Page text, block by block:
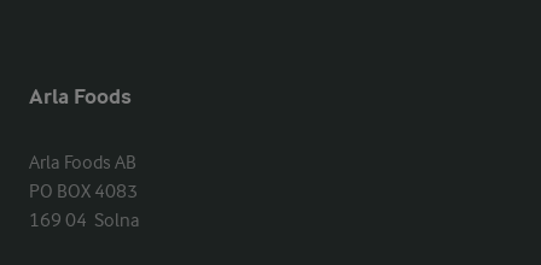
Arla Foods
Arla Foods AB
PO BOX 4083
169 04  Solna